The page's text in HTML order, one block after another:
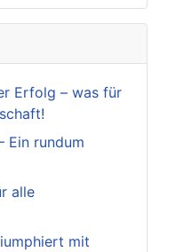
Erfolg – was für
Ein rundum
alle
mit